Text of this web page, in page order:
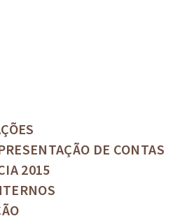
DE CONTAS
2015